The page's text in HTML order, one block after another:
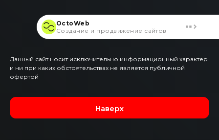
Данный сайт носит исключительно информационный характер
и ни при каких обстоятельствах не является публичной
офертой
Наверх
OctoWeb
Создание и продвижение сайтов